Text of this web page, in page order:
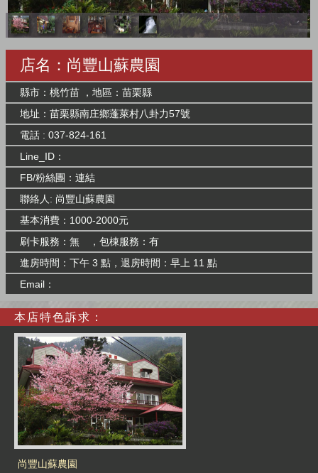
店名：尚豐山蘇農園
縣市：桃竹苗 ，地區：苗栗縣
地址：苗栗縣南庄鄉蓬萊村八卦力57號
電話 : 037-824-161
Line_ID：
FB/粉絲團： 連結
聯絡人: 尚豐山蘇農園
基本消費：1000-2000元
刷卡服務：無 ，包棟服務：有
進房時間：下午 3 點，退房時間：早上 11 點
Email：
本店特色訴求：
尚豐山蘇農園